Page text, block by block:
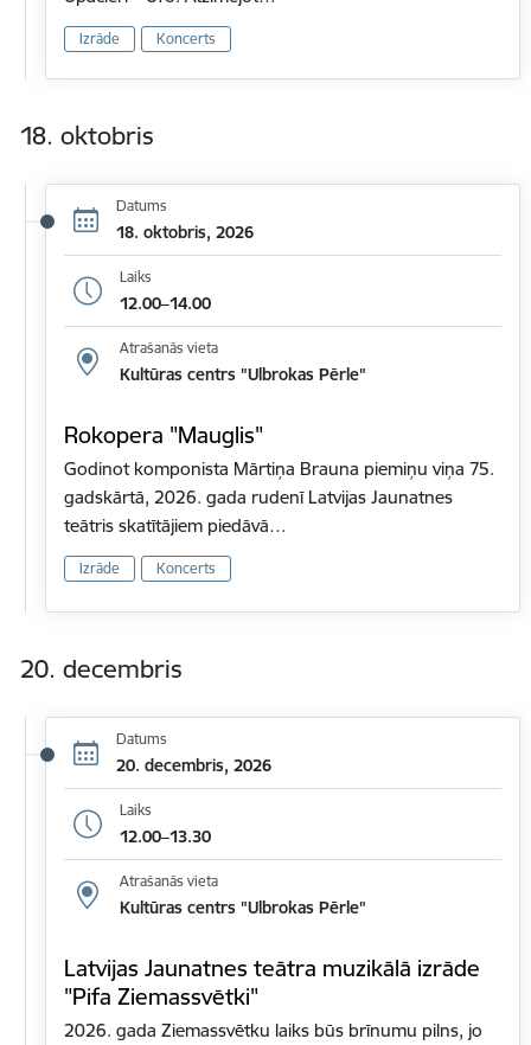
Izrāde Koncerts
18. oktobris
Datums
18. oktobris, 2026
Laiks
12.00–14.00
Atrašanās vieta
Kultūras centrs "Ulbrokas Pērle"
Rokopera "Mauglis"
Godinot komponista Mārtiņa Brauna piemiņu viņa 75.
gadskārtā, 2026. gada rudenī Latvijas Jaunatnes
teātris skatītājiem piedāvā…
Izrāde Koncerts
20. decembris
Datums
20. decembris, 2026
Laiks
12.00–13.30
Atrašanās vieta
Kultūras centrs "Ulbrokas Pērle"
Latvijas Jaunatnes teātra muzikālā izrāde
"Pifa Ziemassvētki"
2026. gada Ziemassvētku laiks būs brīnumu pilns, jo